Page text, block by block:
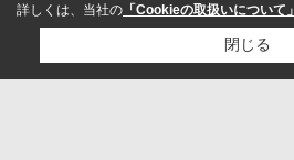
詳しくは、当社の 「Cookieの取扱いについて」
閉じる